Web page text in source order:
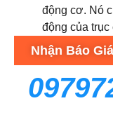
động cơ. Nó
động của trục
Nhận Báo